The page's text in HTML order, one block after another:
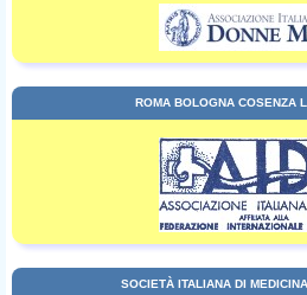
ROMA BOLOGNA COSENZA
SOCIETÀ ITALIANA DI